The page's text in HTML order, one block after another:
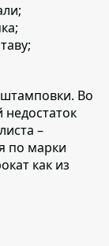
Во
–
по марки
как из